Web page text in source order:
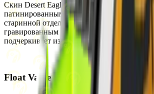
Скин Desert Eagle | Heirloom выполнен в
патинированным покрытием, придающим
старинной отделки. Его дизайн украшен
гравированным узором в виде витиеватых
подчеркивает изысканность и
Float Value